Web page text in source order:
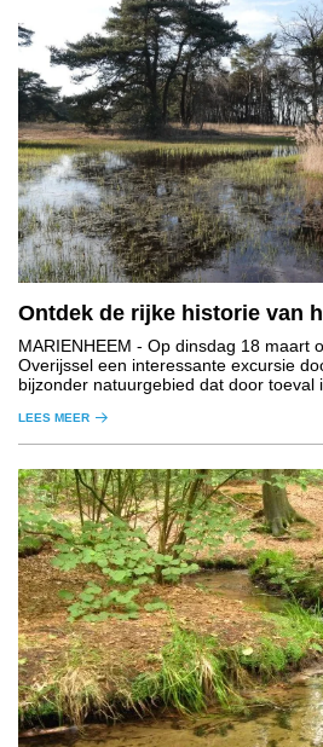
Ontdek de rijke historie van
MARIENHEEM - Op dinsdag 18 maart
Overijssel een interessante excursie
bijzonder natuurgebied dat door toeval
LEES MEER